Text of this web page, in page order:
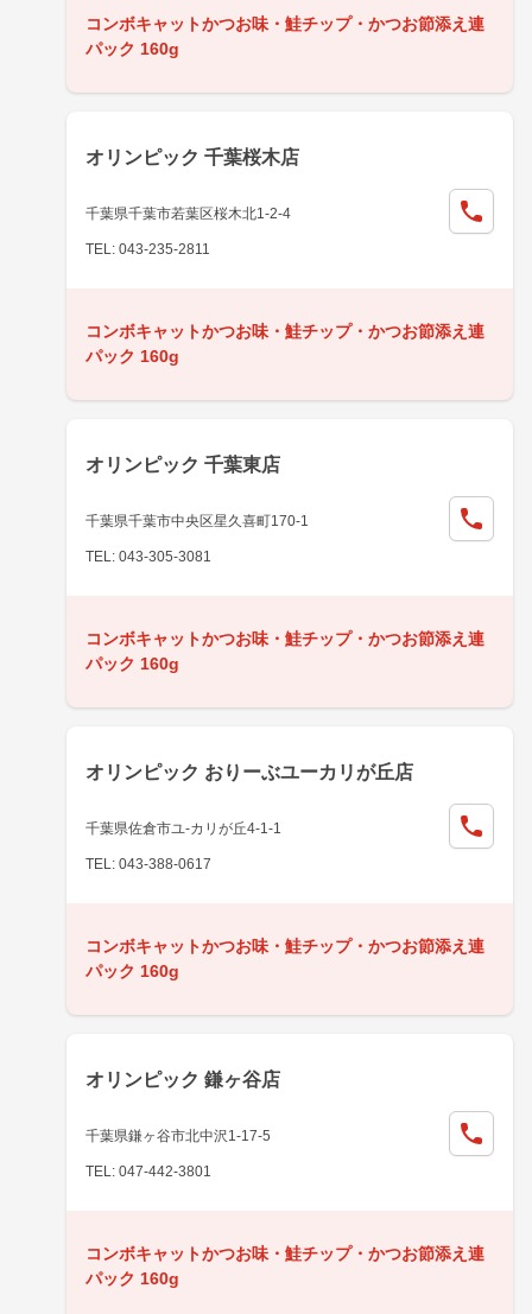
コンボキャットかつお味・鮭チップ・かつお節添え連
パック 160g
オリンピック 千葉桜木店
千葉県千葉市若葉区桜木北1-2-4
TEL: 043-235-2811
コンボキャットかつお味・鮭チップ・かつお節添え連
パック 160g
オリンピック 千葉東店
千葉県千葉市中央区星久喜町170-1
TEL: 043-305-3081
コンボキャットかつお味・鮭チップ・かつお節添え連
パック 160g
オリンピック おりーぶユーカリが丘店
千葉県佐倉市ユ-カリが丘4-1-1
TEL: 043-388-0617
コンボキャットかつお味・鮭チップ・かつお節添え連
パック 160g
オリンピック 鎌ヶ谷店
千葉県鎌ヶ谷市北中沢1-17-5
TEL: 047-442-3801
コンボキャットかつお味・鮭チップ・かつお節添え連
パック 160g